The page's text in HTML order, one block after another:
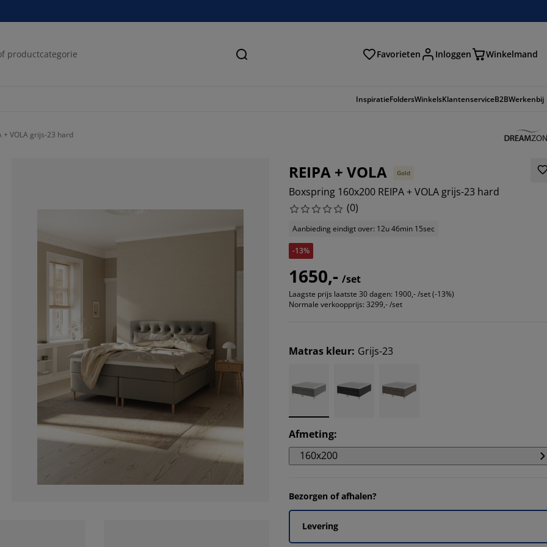
Zoeken Favorieten Inloggen Winkelmand
InspiratieFoldersWinkelsKlantenserviceB2BWerkenbij
+ VOLA grijs-23 hard
REIPA + VOLA Gold
Boxspring 160x200 REIPA + VOLA grijs-23 hard
(0)
Aanbieding eindigt over: 12u 46min 15sec
-13%
1650,- /set
Laagste prijs laatste 30 dagen: 1900,- /set (-13%)
Normale verkoopprijs: 3299,- /set
Matras kleur: Grijs-23
Afmeting:
160x200
Bezorgen of afhalen?
Levering